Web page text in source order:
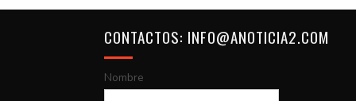
CONTACTOS: INFO@ANOTICIA2.COM
Nombre